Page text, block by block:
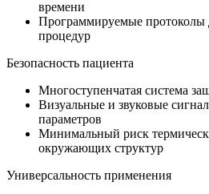
времени
Программируемые протоколы
процедур
Безопасность пациента
Многоступенчатая система
Визуальные и звуковые
параметров
Минимальный риск
окружающих структур
Универсальность применения